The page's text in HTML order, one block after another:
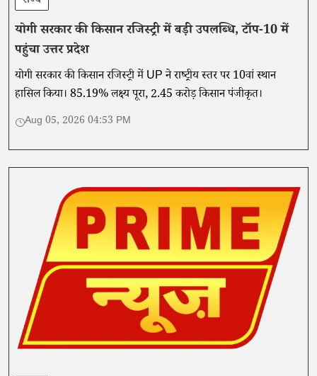
योगी सरकार की किसान रजिस्ट्री में बड़ी उपलब्धि, टॉप-10 में
पहुंचा उत्तर प्रदेश
योगी सरकार की किसान रजिस्ट्री में UP ने राष्ट्रीय स्तर पर 10वां स्थान
हासिल किया। 85.19% लक्ष्य पूरा, 2.45 करोड़ किसान पंजीकृत।
Aug 05, 2026 04:53 PM